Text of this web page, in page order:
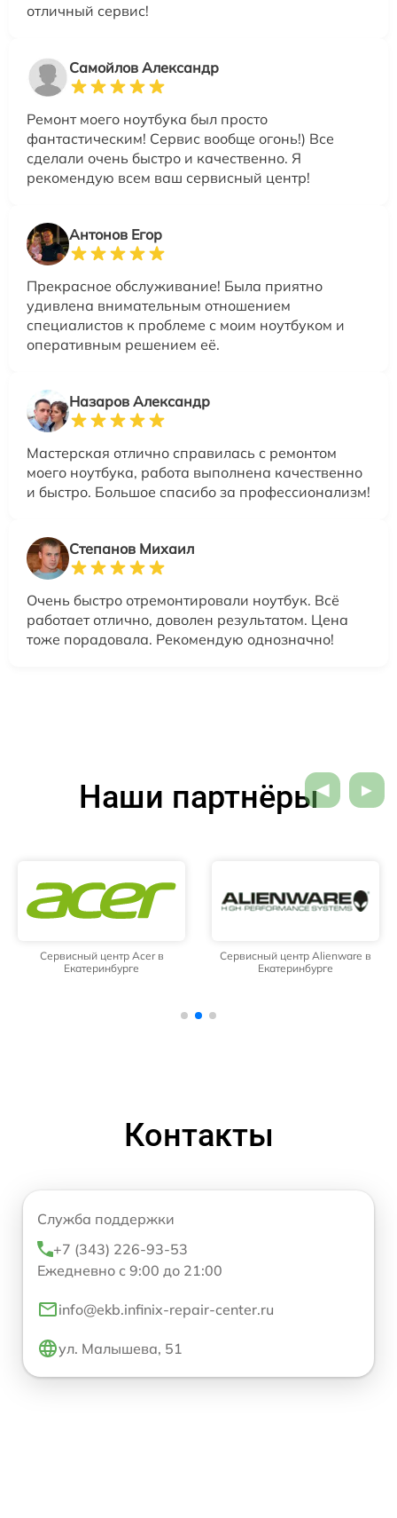
отличный сервис!
Самойлов Александр
Ремонт моего ноутбука был просто
фантастическим! Сервис вообще огонь!) Все
сделали очень быстро и качественно. Я
рекомендую всем ваш сервисный центр!
Антонов Егор
Прекрасное обслуживание! Была приятно
удивлена внимательным отношением
специалистов к проблеме с моим ноутбуком и
оперативным решением её.
Назаров Александр
Мастерская отлично справилась с ремонтом
моего ноутбука, работа выполнена качественно
и быстро. Большое спасибо за профессионализм!
Степанов Михаил
Очень быстро отремонтировали ноутбук. Всё
работает отлично, доволен результатом. Цена
тоже порадовала. Рекомендую однозначно!
Наши партнёры
Сервисный центр Acer в
Екатеринбурге
Сервисный центр Alienware в
Екатеринбурге
Контакты
Служба поддержки
+7 (343) 226-93-53
Ежедневно с 9:00 до 21:00
info@ekb.infinix-repair-center.ru
ул. Малышева, 51